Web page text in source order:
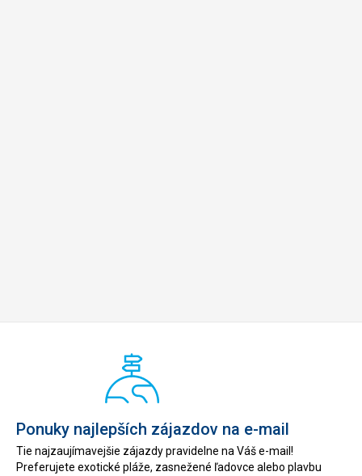
Ponuky najlepších zájazdov na e-mail
Tie najzaujímavejšie zájazdy pravidelne na Váš e-mail!
Preferujete exotické pláže, zasnežené ľadovce alebo plavbu